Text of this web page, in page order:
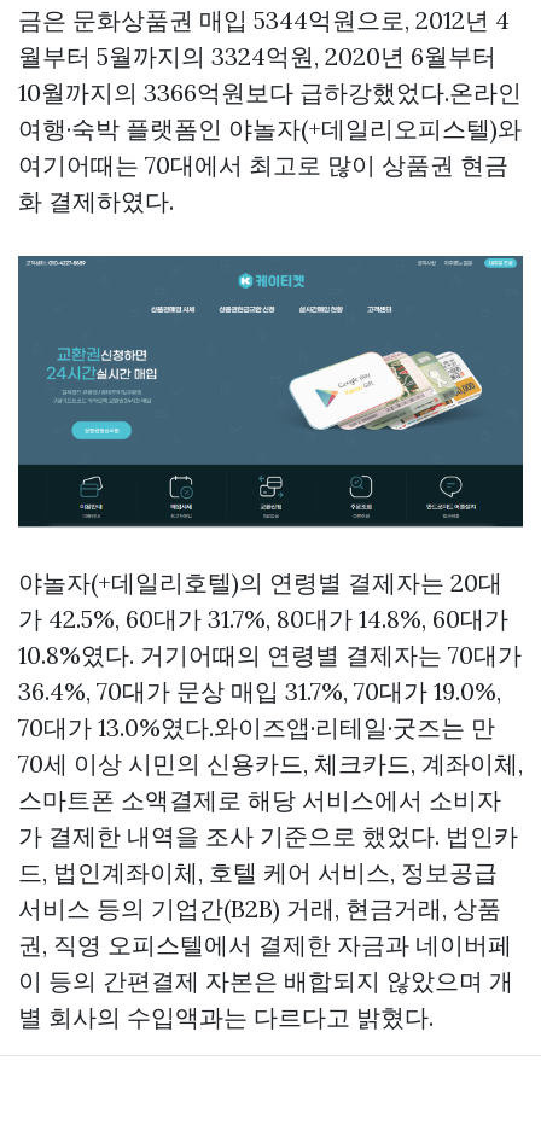
금은 문화상품권 매입 5344억원으로, 2012년 4
월부터 5월까지의 3324억원, 2020년 6월부터
10월까지의 3366억원보다 급하강했었다.온라인
여행·숙박 플랫폼인 야놀자(+데일리오피스텔)와
여기어때는 70대에서 최고로 많이 상품권 현금
화 결제하였다.
야놀자(+데일리호텔)의 연령별 결제자는 20대
가 42.5%, 60대가 31.7%, 80대가 14.8%, 60대가
10.8%였다. 거기어때의 연령별 결제자는 70대가
36.4%, 70대가 문상 매입 31.7%, 70대가 19.0%,
70대가 13.0%였다.와이즈앱·리테일·굿즈는 만
70세 이상 시민의 신용카드, 체크카드, 계좌이체,
스마트폰 소액결제로 해당 서비스에서 소비자
가 결제한 내역을 조사 기준으로 했었다. 법인카
드, 법인계좌이체, 호텔 케어 서비스, 정보공급
서비스 등의 기업간(B2B) 거래, 현금거래, 상품
권, 직영 오피스텔에서 결제한 자금과 네이버페
이 등의 간편결제 자본은 배합되지 않았으며 개
별 회사의 수입액과는 다르다고 밝혔다.